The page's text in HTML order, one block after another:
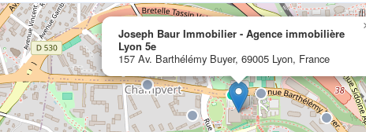
Joseph Baur Immobilier - Agence immobilière
Lyon 5e
157 Av. Barthélémy Buyer, 69005 Lyon, France